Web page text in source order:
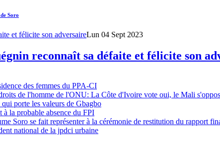
Soro
Lun 04 Sept 2023
reconnaît sa défaite et félicite son
des femmes du PPA-CI
de l'homme de l'ONU: La Côte d'Ivoire vote oui, le Mali
porte les valeurs de Gbagbo
la probable absence du FPI
Soro se fait représenter à la cérémonie de restitution du rapport
national de la jpdci urbaine